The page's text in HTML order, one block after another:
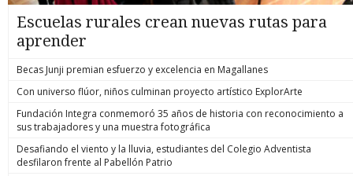
Escuelas rurales crean nuevas rutas para
aprender
Becas Junji premian esfuerzo y excelencia en Magallanes
Con universo flúor, niños culminan proyecto artístico ExplorArte
Fundación Integra conmemoró 35 años de historia con reconocimiento a
sus trabajadores y una muestra fotográfica
Desafiando el viento y la lluvia, estudiantes del Colegio Adventista
desfilaron frente al Pabellón Patrio